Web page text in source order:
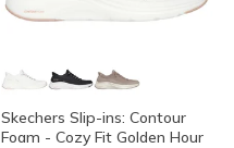
Skechers Slip-ins: Contour
Foam - Cozy Fit Golden Hour